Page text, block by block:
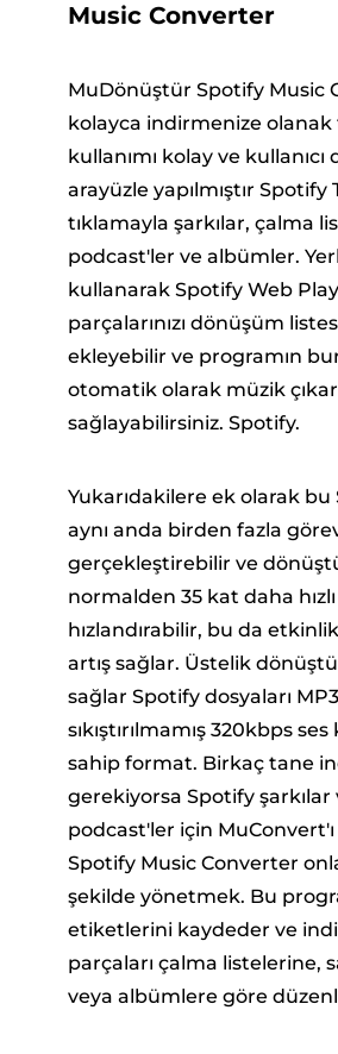
Music Converter
MuDönüştür Spotify Music
kolayca indirmenize olanak
kullanımı kolay ve kullanıcı
arayüzle yapılmıştır Spotify
tıklamayla şarkılar, çalma
podcast'ler ve albümler.
kullanarak Spotify Web
parçalarınızı dönüşüm
ekleyebilir ve programın
otomatik olarak müzik
sağlayabilirsiniz. Spotify.
Yukarıdakilere ek olarak bu
aynı anda birden fazla
gerçekleştirebilir ve
normalden 35 kat daha hızlı
hızlandırabilir, bu da
artış sağlar. Üstelik
sağlar Spotify dosyaları MP3
sıkıştırılmamış 320kbps
sahip format. Birkaç tane
gerekiyorsa Spotify şarkılar
podcast'ler için MuConvert'ı
Spotify Music Converter
şekilde yönetmek. Bu
etiketlerini kaydeder ve
parçaları çalma listelerine,
veya albümlere göre